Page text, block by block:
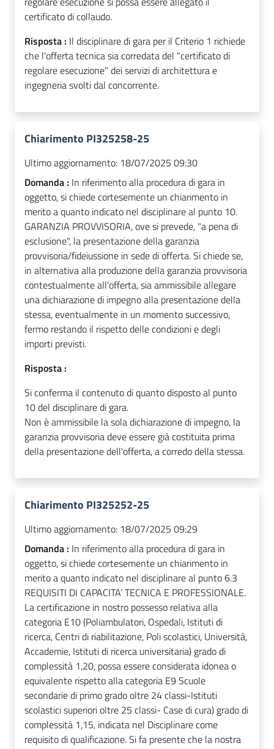
certificato di collaudo.
Risposta : Il disciplinare di gara per il Criterio 1 richiede
che l'offerta tecnica sia corredata del "certificato di
regolare esecuzione" dei servizi di architettura e
ingegneria svolti dal concorrente.
Chiarimento PI325258-25
Ultimo aggiornamento: 18/07/2025 09:30
Domanda : In riferimento alla procedura di gara in
oggetto, si chiede cortesemente un chiarimento in
merito a quanto indicato nel disciplinare al punto 10.
GARANZIA PROVVISORIA, ove si prevede, "a pena di
esclusione", la presentazione della garanzia
provvisoria/fideiussione in sede di offerta. Si chiede se,
in alternativa alla produzione della garanzia provvisoria
contestualmente all'offerta, sia ammissibile allegare
una dichiarazione di impegno alla presentazione della
stessa, eventualmente in un momento successivo,
fermo restando il rispetto delle condizioni e degli
importi previsti.
Risposta :
Si conferma il contenuto di quanto disposto al punto
10 del disciplinare di gara.
Non è ammissibile la sola dichiarazione di impegno, la
garanzia provvisoria deve essere già costituita prima
della presentazione dell'offerta, a corredo della stessa.
Chiarimento PI325252-25
Ultimo aggiornamento: 18/07/2025 09:29
Domanda : In riferimento alla procedura di gara in
oggetto, si chiede cortesemente un chiarimento in
merito a quanto indicato nel disciplinare al punto 6.3
REQUISITI DI CAPACITA’ TECNICA E PROFESSIONALE.
La certificazione in nostro possesso relativa alla
categoria E10 (Poliambulatori, Ospedali, Istituti di
ricerca, Centri di riabilitazione, Poli scolastici, Università,
Accademie, Istituti di ricerca universitaria) grado di
complessità 1,20, possa essere considerata idonea o
equivalente rispetto alla categoria E9 Scuole
secondarie di primo grado oltre 24 classi-Istituti
scolastici superiori oltre 25 classi- Case di cura) grado di
complessità 1,15, indicata nel Disciplinare come
requisito di qualificazione. Si fa presente che la nostra